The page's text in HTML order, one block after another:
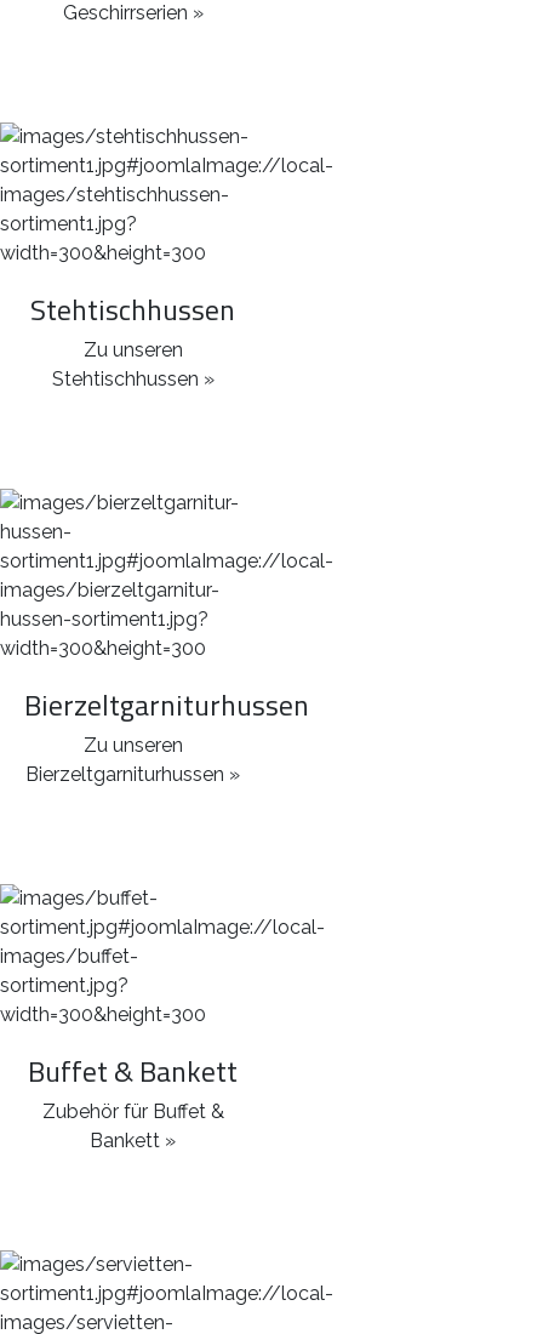
Geschirrserien »
Stehtischhussen
Zu unseren
Stehtischhussen »
Bierzeltgarniturhussen
Zu unseren
Bierzeltgarniturhussen »
Buffet & Bankett
Zubehör für Buffet &
Bankett »